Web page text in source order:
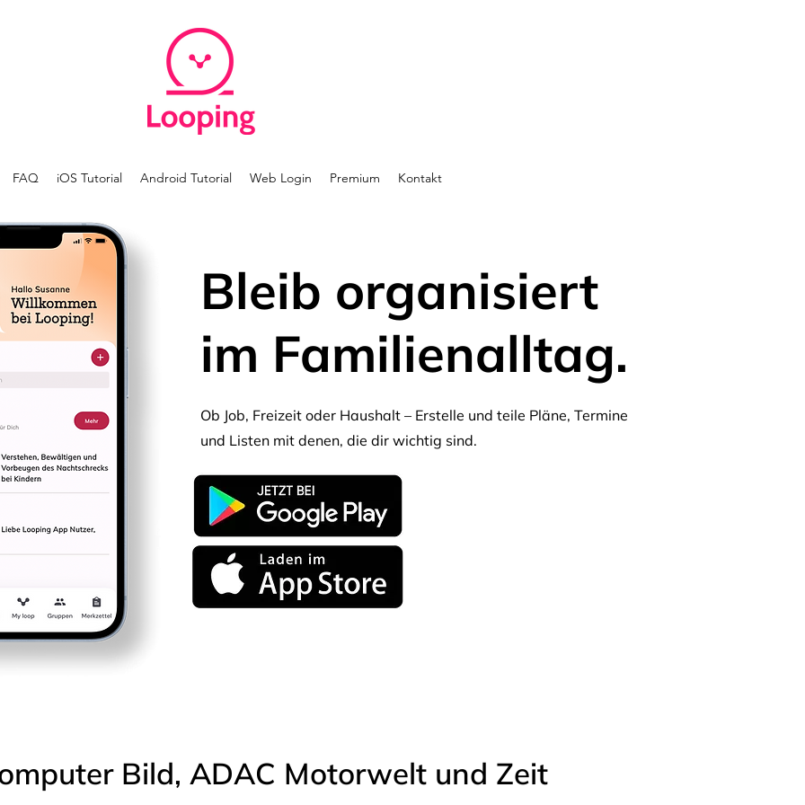
FAQ iOS Tutorial Android Tutorial Web Login Premium Kontakt
Bleib organisiert
im Familienalltag.
Ob Job, Freizeit oder Haushalt – Erstelle und teile Pläne, Termine
und Listen mit denen, die dir wichtig sind.
Bild, ADAC Motorwelt und Zeit